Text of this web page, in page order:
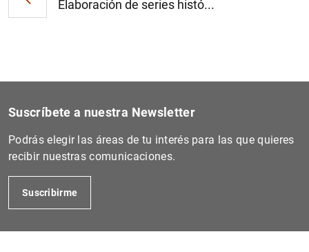
Elaboración de series histó...
Suscríbete a nuestra Newsletter
Podrás elegir las áreas de tu interés para las que quieres
recibir nuestras comunicaciones.
Suscribirme